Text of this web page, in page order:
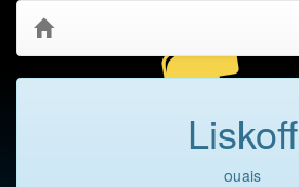
Liskoff
ouais